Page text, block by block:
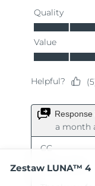
Zestaw LUNA™ 4